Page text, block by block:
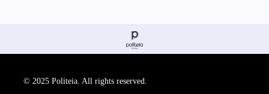
© 2025 Politeia. All rights reserved.